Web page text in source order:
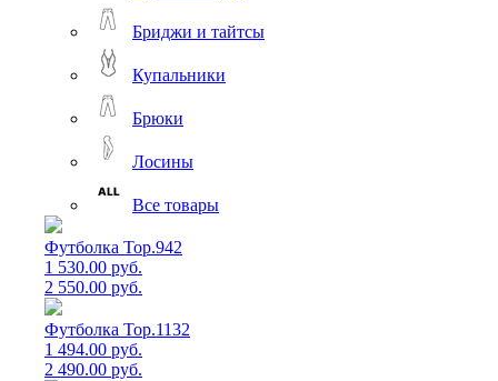
Бриджи и тайтсы
Купальники
Брюки
Лосины
Все товары
Футболка Top.942
1 530.00 руб.
2 550.00 руб.
Футболка Top.1132
1 494.00 руб.
2 490.00 руб.